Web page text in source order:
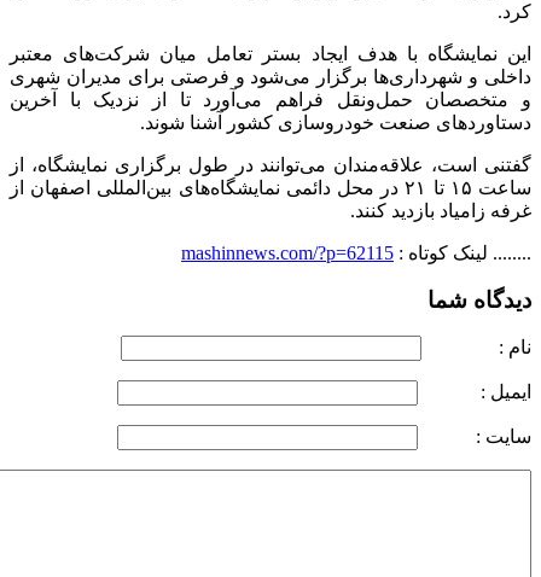
با هدف ایجاد بستر تعامل میان شرکت‌های معتبر
شهرداری‌ها برگزار می‌شود و فرصتی برای مدیران شهری
حمل‌ونقل فراهم می‌آورد تا از نزدیک با آخرین
صنعت خودروسازی کشور آشنا شوند.
علاقه‌مندان می‌توانند در طول برگزاری نمایشگاه، از
ساعت ۱۵ تا ۲۱ در محل دائمی نمایشگاه‌های بین‌المللی اصفهان از
بازدید کنند.
کوتاه :mashinnews.com/?p=62115
شما
:
:
: